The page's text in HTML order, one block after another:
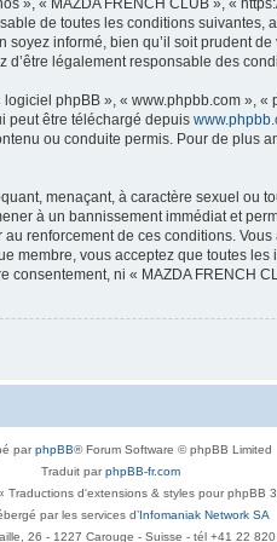
», « MAZDA FRENCH CLUB », «
de toutes les conditions suivantes,
informé, bien qu’il soit prudent
légalement responsable des
phpBB », « www.phpbb.com »,
peut être téléchargé depuis
ou conduite permis. Pour de plus
menaçant, à caractère sexuel ou
à un bannissement immédiat et
renforcement de ces conditions.
membre, vous acceptez que toutes
ni « MAZDA FRENCH
parphpBB® Forum Software © phpBB Limited
Traduit parphpBB-fr.com
Traductions d'extensions & styles pour phpBB
par les services d’Infomaniak Network SA
26 - 1227 Carouge - Suisse - tél +41 22